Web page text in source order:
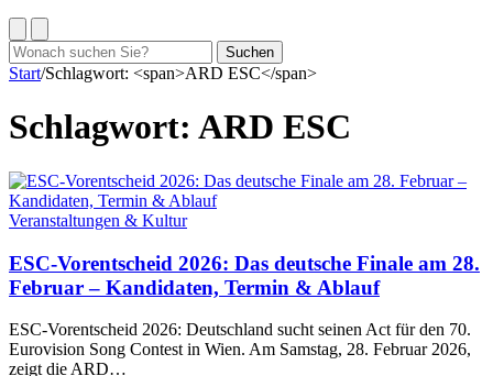
Suchen
nach:
Suchen
Start/Schlagwort: <span>ARD ESC</span>
Schlagwort: ARD ESC
Veranstaltungen & Kultur
ESC-Vorentscheid 2026: Das deutsche Finale am 28.
Februar – Kandidaten, Termin & Ablauf
ESC-Vorentscheid 2026: Deutschland sucht seinen Act für den 70.
Eurovision Song Contest in Wien. Am Samstag, 28. Februar 2026,
zeigt die ARD…